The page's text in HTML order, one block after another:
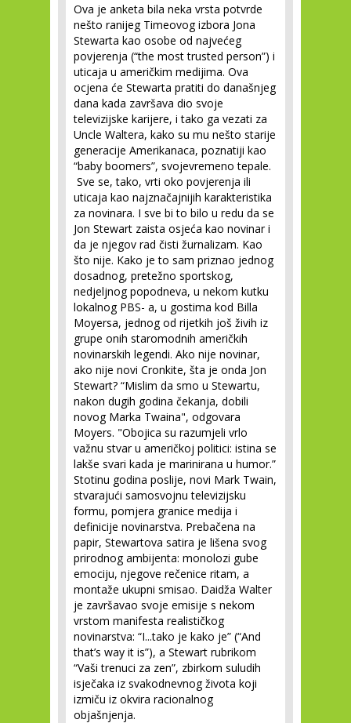
Ova je anketa bila neka vrsta potvrde
nešto ranijeg Timeovog izbora Jona
Stewarta kao osobe od najvećeg
povjerenja (“the most trusted person”) i
uticaja u američkim medijima. Ova
ocjena će Stewarta pratiti do današnjeg
dana kada završava dio svoje
televizijske karijere, i tako ga vezati za
Uncle Waltera, kako su mu nešto starije
generacije Amerikanaca, poznatiji kao
“baby boomers”, svojevremeno tepale.
Sve se, tako, vrti oko povjerenja ili
uticaja kao najznačajnijih karakteristika
za novinara. I sve bi to bilo u redu da se
Jon Stewart zaista osjeća kao novinar i
da je njegov rad čisti žurnalizam. Kao
što nije. Kako je to sam priznao jednog
dosadnog, pretežno sportskog,
nedjeljnog popodneva, u nekom kutku
lokalnog PBS- a, u gostima kod Billa
Moyersa, jednog od rijetkih još živih iz
grupe onih staromodnih američkih
novinarskih legendi. Ako nije novinar,
ako nije novi Cronkite, šta je onda Jon
Stewart? “Mislim da smo u Stewartu,
nakon dugih godina čekanja, dobili
novog Marka Twaina", odgovara
Moyers. "Obojica su razumjeli vrlo
važnu stvar u američkoj politici: istina se
lakše svari kada je marinirana u humor.”
Stotinu godina poslije, novi Mark Twain,
stvarajući samosvojnu televizijsku
formu, pomjera granice medija i
definicije novinarstva. Prebačena na
papir, Stewartova satira je lišena svog
prirodnog ambijenta: monolozi gube
emociju, njegove rečenice ritam, a
montaže ukupni smisao. Daidža Walter
je završavao svoje emisije s nekom
vrstom manifesta realističkog
novinarstva: “I...tako je kako je” (“And
that’s way it is”), a Stewart rubrikom
“Vaši trenuci za zen”, zbirkom suludih
isječaka iz svakodnevnog života koji
izmiču iz okvira racionalnog
objašnjenja.